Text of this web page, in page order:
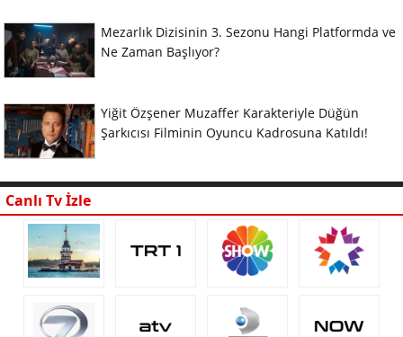
Mezarlık Dizisinin 3. Sezonu Hangi Platformda ve
Ne Zaman Başlıyor?
Yiğit Özşener Muzaffer Karakteriyle Düğün
Şarkıcısı Filminin Oyuncu Kadrosuna Katıldı!
Canlı Tv İzle